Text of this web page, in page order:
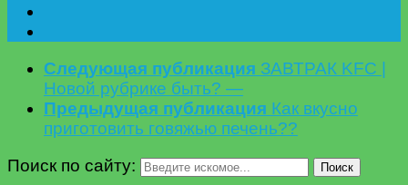
Следующая публикация ЗАВТРАК KFC |
Новой рубрике быть? —
Предыдущая публикация Как вкусно
приготовить говяжью печень??
Поиск по сайту:
Поиск